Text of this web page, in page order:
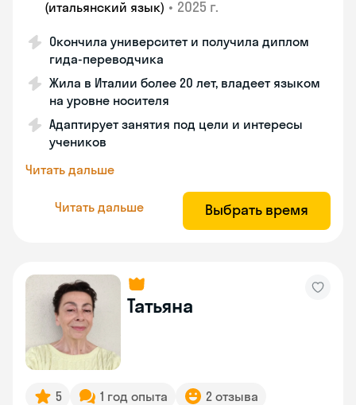
(итальянский язык) • 2025 г.
Окончила университет и получила диплом
гида-переводчика
Жила в Италии более 20 лет, владеет языком
на уровне носителя
Адаптирует занятия под цели и интересы
учеников
Читать дальше
Читать дальше Выбрать время
Татьяна
5 1 год опыта 2 отзыва